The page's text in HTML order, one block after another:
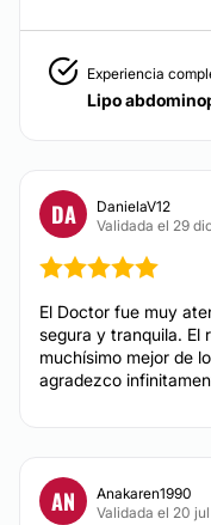
Experiencia
Lipo
DA
DanielaV12
Validada el 29
El Doctor fue muy
segura y tranquila. El
muchísimo mejor de
agradezco
AN
Anakaren1990
Validada el 20